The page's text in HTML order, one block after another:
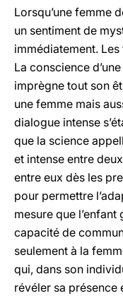
Lorsqu’une femme
un sentiment de
immédiatement.
La conscience d’une
imprègne tout son
une femme mais
dialogue intense
que la science
et intense entre
entre eux dès les
pour permettre
mesure que
capacité de
seulement à la
qui, dans son
révéler sa présence